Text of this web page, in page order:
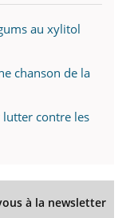
au xylitol
chanson de la
lutter contre les
à la newsletter